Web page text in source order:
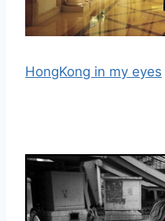
HongKong in my eyes